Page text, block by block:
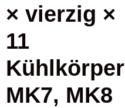
× vierzig ×
11
Kühlkörper
MK7, MK8